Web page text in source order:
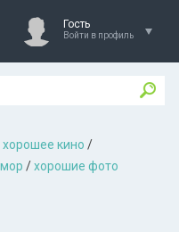
Гость
Войти в профиль
хорошее кино /
/хорошие фото